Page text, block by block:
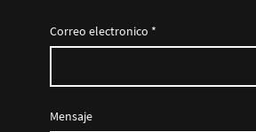
Correo electronico *
Mensaje